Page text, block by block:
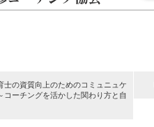
士の資質向上のためのコミュニュケ
コーチングを活かした関わり方と自